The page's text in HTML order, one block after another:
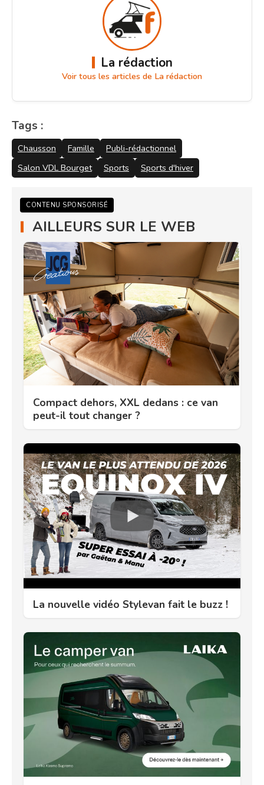
La rédaction
Voir tous les articles de La rédaction
Tags :
Chausson Famille
Publi-rédactionnel
Salon VDL Bourget
Sports Sports d'hiver
CONTENU SPONSORISÉ
AILLEURS SUR LE WEB
Compact dehors, XXL dedans : ce van
peut-il tout changer ?
La nouvelle vidéo Stylevan fait le buzz !